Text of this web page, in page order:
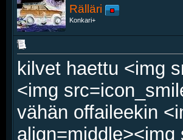
Rälläri
Konkari+
kilvet haettu <img
<img
vähän offaileekin